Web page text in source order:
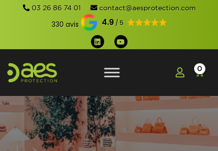
03 26 86 74 01 contact@aesprotection.com
330 avis 4.9
0